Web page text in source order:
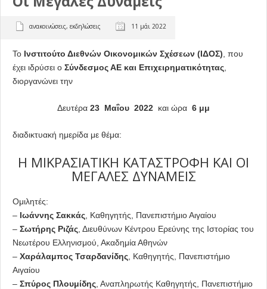
ανακοινώσεις, εκδηλώσεις 11 μάι 2022
Το Ινστιτούτο Διεθνών Οικονομικών Σχέσεων (ΙΔΟΣ) , που
έχει ιδρύσει ο Σύνδεσμος ΑΕ και Επιχειρηματικότητας
διοργανώνει την
Δευτέρα 23 Μαΐου 2022 και ώρα 6 μμ
διαδικτυακή ημερίδα με θέμα:
Η ΜΙΚΡΑΣΙΑΤΙΚΗ ΚΑΤΑΣΤΡΟΦΗ ΚΑΙ ΟΙ
ΜΕΓΑΛΕΣ ΔΥΝΑΜΕΙΣ
Oμιλητές:
– Ιωάννης Σακκάς , Καθηγητής, Πανεπιστήμιο Αιγαίου
– Σωτήρης Ριζάς , Διευθύνων Κέντρου Ερεύνης της Ιστορίας του
Νεωτέρου Ελληνισμού, Ακαδημία Αθηνών
– Χαράλαμπος Τσαρδανίδης , Καθηγητής, Πανεπιστήμιο
Αιγαίου
– Σπύρος Πλουμίδης , Αναπληρωτής Καθηγητής, Πανεπιστήμιο